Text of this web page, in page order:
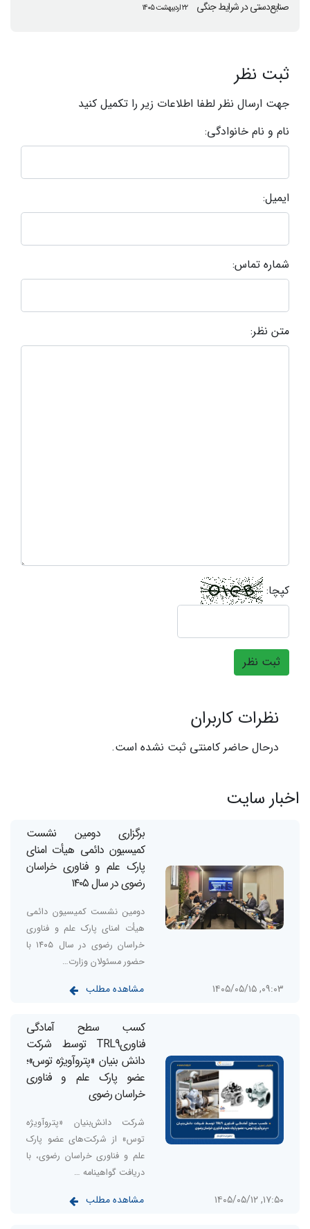
صنایع‌دستی در شرایط جنگی ۲۲ اردیبهشت ۱۴۰۵
ثبت نظر
جهت ارسال نظر لطفا اطلاعات زیر را تکمیل کنید
نام و نام خانوادگی:
ایمیل:
شماره تماس:
متن نظر:
کپچا:
ثبت نظر
نظرات کاربران
درحال حاضر کامنتی ثبت نشده است.
اخبار سایت
برگزاری دومین نشست
کمیسیون دائمی هیأت امنای
پارک علم و فناوری خراسان
رضوی در سال ۱۴۰۵
دومین نشست کمیسیون دائمی
هیأت امنای پارک علم و فناوری
خراسان رضوی در سال ۱۴۰۵ با
حضور مسئولان وزارت…
۰۹:۰۳, ۱۴۰۵/۰۵/۱۵ مشاهده مطلب
کسب سطح آمادگی
فناوریTRL9 توسط شرکت
دانش بنیان «پتروآویژه‌‌ توس»؛
عضو پارک علم و فناوری
خراسان رضوی
شرکت دانش‌بنیان «پتروآویژه
توس» از شرکت‌های عضو پارک
علم و فناوری خراسان رضوی، با
دریافت گواهینامه …
۱۷:۵۰, ۱۴۰۵/۰۵/۱۲ مشاهده مطلب